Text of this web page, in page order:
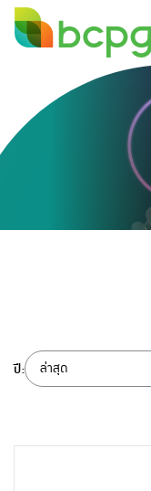
ปี: ล่าสุด